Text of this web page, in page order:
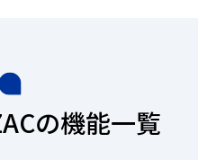
の機能一覧